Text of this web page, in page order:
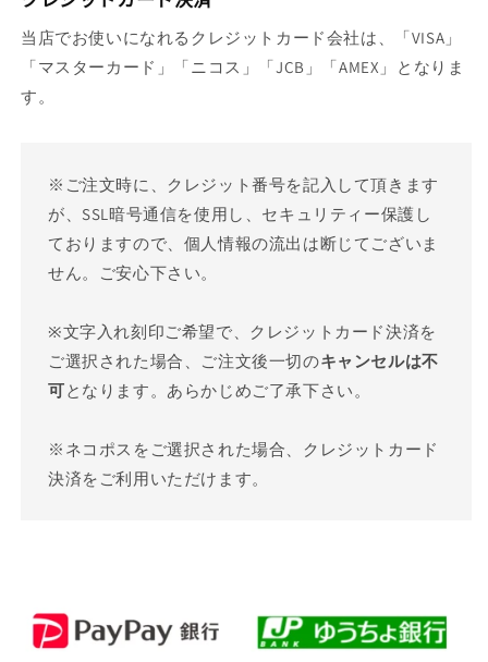
当店でお使いになれるクレジットカード会社は、「VISA」
「マスターカード」「ニコス」「JCB」「AMEX」となりま
す。
※ご注文時に、クレジット番号を記入して頂きます
が、SSL暗号通信を使用し、セキュリティー保護し
ておりますので、個人情報の流出は断じてございま
せん。ご安心下さい。
※文字入れ刻印ご希望で、クレジットカード決済を
ご選択された場合、ご注文後一切のキャンセルは不
可となります。あらかじめご了承下さい。
※ネコポスをご選択された場合、クレジットカード
決済をご利用いただけます。